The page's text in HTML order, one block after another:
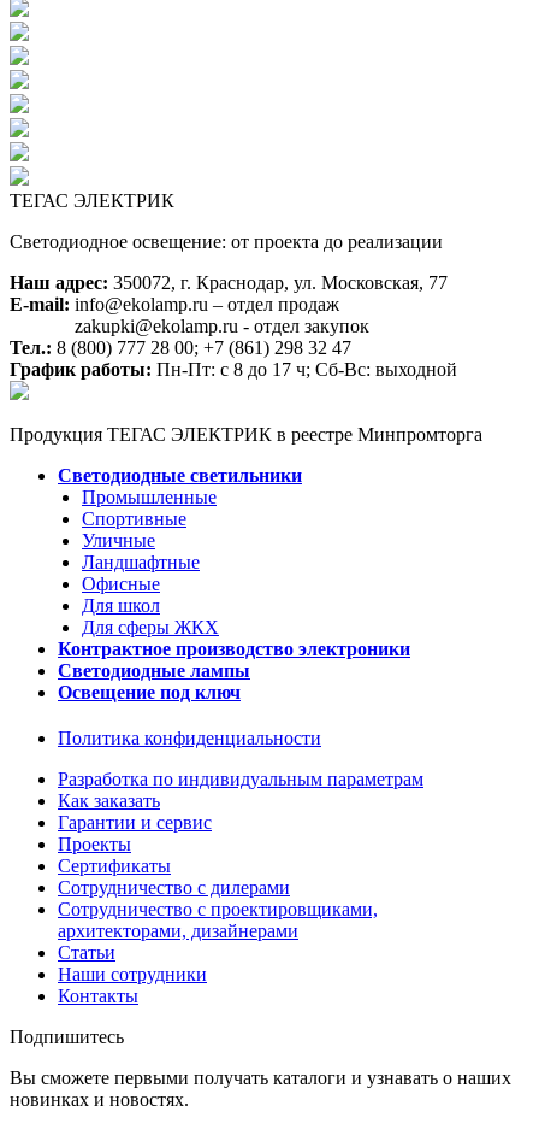
ТЕГАС ЭЛЕКТРИК
Светодиодное освещение: от проекта до реализации
Наш адрес: 350072, г. Краснодар, ул. Московская, 77
E-mail: info@ekolamp.ru – отдел продаж
zakupki@ekolamp.ru - отдел закупок
Тел.: 8 (800) 777 28 00; +7 (861) 298 32 47
График работы: Пн-Пт: с 8 до 17 ч; Сб-Вс: выходной
Продукция ТЕГАС ЭЛЕКТРИК в реестре Минпромторга
Светодиодные светильники
Промышленные
Спортивные
Уличные
Ландшафтные
Офисные
Для школ
Для сферы ЖКХ
Контрактное производство электроники
Светодиодные лампы
Освещение под ключ
Политика конфиденциальности
Разработка по индивидуальным параметрам
Как заказать
Гарантии и сервис
Проекты
Сертификаты
Сотрудничество с дилерами
Сотрудничество с проектировщиками,
архитекторами, дизайнерами
Статьи
Наши сотрудники
Контакты
Подпишитесь
Вы сможете первыми получать каталоги и узнавать о наших
новинках и новостях.